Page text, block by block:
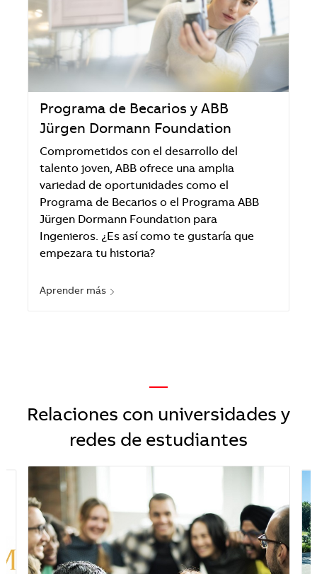
Programa de Becarios y ABB
Jürgen Dormann Foundation
Comprometidos con el desarrollo del
talento joven, ABB ofrece una amplia
variedad de oportunidades como el
Programa de Becarios o el Programa ABB
Jürgen Dormann Foundation para
Ingenieros. ¿Es así como te gustaría que
empezara tu historia?
Aprender más
—
Relaciones con universidades y
redes de estudiantes